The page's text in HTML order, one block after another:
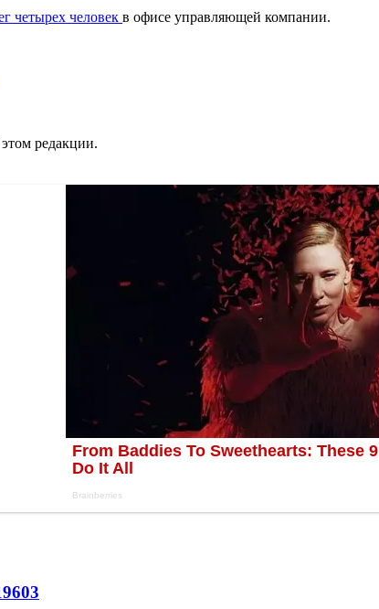
четырех человек в офисе управляющей компании.
редакции.